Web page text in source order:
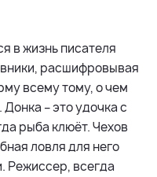
в жизнь писателя
расшифровывая
всему тому, о чем
– это удочка с
рыба клюёт. Чехов
ловля для него
Режиссер, всегда